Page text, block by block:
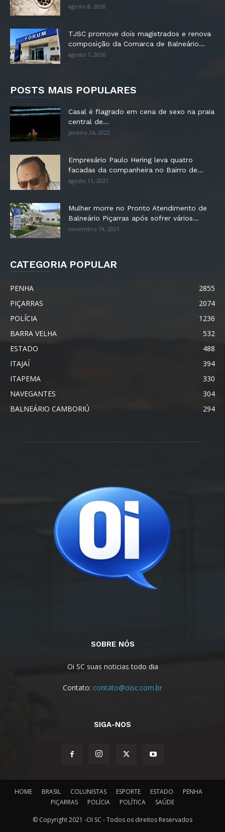
agosto 8, 2026
TJSC promove dois magistrados e renova
composição da Comarca de Balneário...
agosto 7, 2026
POSTS MAIS POPULARES
Casal é flagrado em cena de sexo na praia
central de...
janeiro 24, 2022
Empresário Paulo Hering leva quatro
facadas da companheira no Bairro de...
agosto 11, 2021
Mulher morre no Pronto Atendimento de
Balneário Piçarras após sofrer vários...
novembro 19, 2021
CATEGORIA POPULAR
PENHA
2855
PIÇARRAS
2074
POLÍCIA
1236
BARRA VELHA
532
ESTADO
488
ITAJAÍ
394
ITAPEMA
330
NAVEGANTES
304
BALNEÁRIO CAMBORIÚ
294
SOBRE NÓS
Oi SC suas noticias todo dia
Contato: contato@oisc.com.br
SIGA-NOS
HOME BRASIL COLUNISTAS ESPORTE ESTADO
PENHA
PIÇARRAS
POLÍCIA POLÍTICA SAÚDE
© Copyright 2021 -OI SC - Todos os direitos Reservados